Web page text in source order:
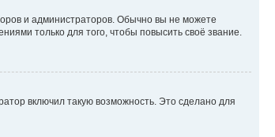
и администраторов. Обычно вы не можете
только для того, чтобы повысить своё звание.
включил такую возможность. Это сделано для